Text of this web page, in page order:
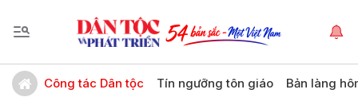
Công tác Dân tộc Tín ngưỡng tôn giáo Bản làng
Gửi bình luận